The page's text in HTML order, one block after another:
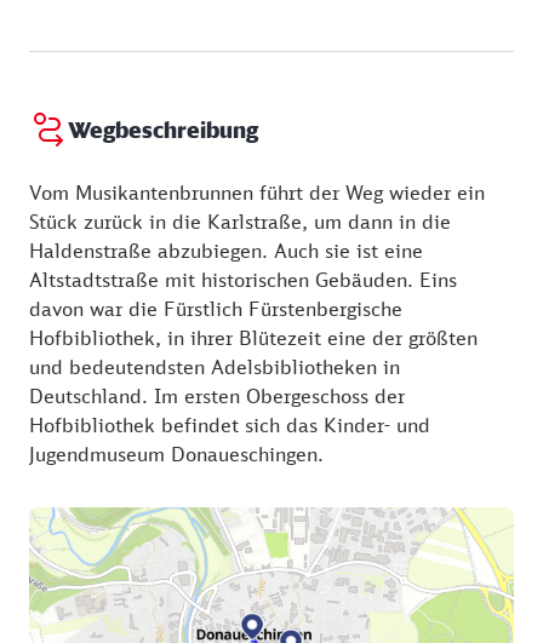
zwölftägigen Besuch, denn der zehnjährige Wolfgang
Wenzel zu Fürstenberg ein Cellostück komponiert.
Hier erlebten die Mozart-Opern „Die Entführung aus
ihre Deutschland-Premiere. 1921 fanden in der
Stadt die ersten „Kammermusikaufführungen zur
Förderung der zeitgenössischen Tonkunst“ statt.
Daraus gingen später die berühmten
„Donaueschinger Musiktage“ hervor. Sie sind das
älteste und traditionsreichste Festival für Neue
Musik weltweit.
Der Brunnen zeigt ein aus Bronze gestaltetes
Kammermusik-Quintett mit Piano, Horn, Cello,
Musikanten lassen sich bewegen. Der
Musikantenbrunnen ist besonders bei Kindern
beliebt.
Wegbeschreibung
Vom Musikantenbrunnen führt der Weg wieder ein
Stück zurück in die Karlstraße, um dann in die
Haldenstraße abzubiegen. Auch sie ist eine
Altstadtstraße mit historischen Gebäuden. Eins
davon war die Fürstlich Fürstenbergische
Hofbibliothek, in ihrer Blütezeit eine der größten
und bedeutendsten Adelsbibliotheken in
Deutschland. Im ersten Obergeschoss der
Hofbibliothek befindet sich das Kinder- und
Jugendmuseum Donaueschingen.